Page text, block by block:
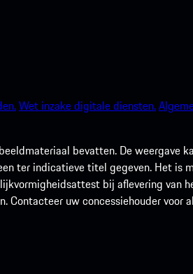
Wet inzake digitale diensten.
bevatten. De
ter indicatieve titel gegeven. Het is
bij aflevering van
uw concessiehouder